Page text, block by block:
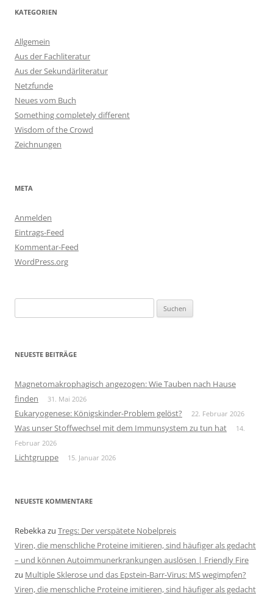
KATEGORIEN
Allgemein
Aus der Fachliteratur
Aus der Sekundärliteratur
Netzfunde
Neues vom Buch
Something completely different
Wisdom of the Crowd
Zeichnungen
META
Anmelden
Eintrags-Feed
Kommentar-Feed
WordPress.org
nach:
NEUESTE BEITRÄGE
Magnetomakrophagisch angezogen: Wie Tauben nach Hause
finden
31. Mai 2026
Eukaryogenese: Königskinder-Problem gelöst? 22. Februar 2026
Was unser Stoffwechsel mit dem Immunsystem zu tun hat
14.
Februar 2026
Lichtgruppe 15. Januar 2026
NEUESTE KOMMENTARE
Rebekkazu Tregs: Der verspätete Nobelpreis
Viren, die menschliche Proteine imitieren, sind häufiger als gedacht
– und können Autoimmunerkrankungen auslösen | Friendly Fire
zu Multiple Sklerose und das Epstein-Barr-Virus: MS wegimpfen?
Viren, die menschliche Proteine imitieren, sind häufiger als gedacht